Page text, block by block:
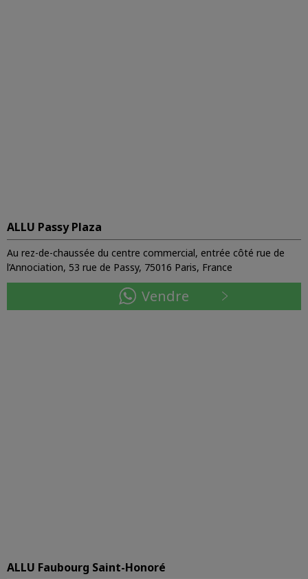
ALLU Passy Plaza
Au rez-de-chaussée du centre commercial, entrée côté rue de
l’Annociation, 53 rue de Passy, 75016 Paris, France
Vendre
ALLU Faubourg Saint-Honoré